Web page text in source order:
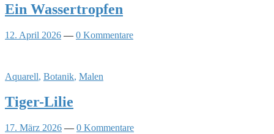
Ein Wassertropfen
12. April 2026 — 0 Kommentare
Aquarell, Botanik, Malen
Tiger-Lilie
17. März 2026 — 0 Kommentare